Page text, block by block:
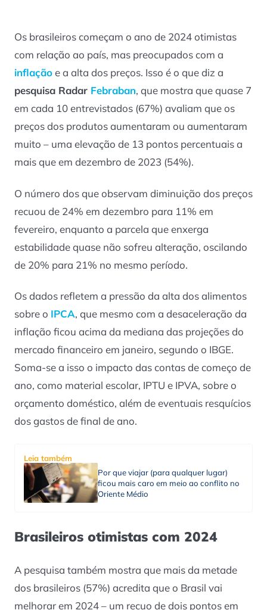
Os brasileiros começam o ano de 2024 otimistas
com relação ao país, mas preocupados com a
inflaçãoe a alta dos preços. Isso é o que diz a
pesquisa Radar Febraban, que mostra que quase 7
em cada 10 entrevistados (67%) avaliam que os
preços dos produtos aumentaram ou aumentaram
muito – uma elevação de 13 pontos percentuais a
mais que em dezembro de 2023 (54%).
O número dos que observam diminuição dos preços
recuou de 24% em dezembro para 11% em
fevereiro, enquanto a parcela que enxerga
estabilidade quase não sofreu alteração, oscilando
de 20% para 21% no mesmo período.
Os dados refletem a pressão da alta dos alimentos
sobre o IPCA, que mesmo com a desaceleração da
inflação ficou acima da mediana das projeções do
mercado financeiro em janeiro, segundo o IBGE.
Soma-se a isso o impacto das contas de começo de
ano, como material escolar, IPTU e IPVA, sobre o
orçamento doméstico, além de eventuais resquícios
dos gastos de final de ano.
Leia também
Por que viajar (para qualquer lugar)
ficou mais caro em meio ao conflito no
Oriente Médio
Brasileiros otimistas com 2024
A pesquisa também mostra que mais da metade
dos brasileiros (57%) acredita que o Brasil vai
melhorar em 2024 – um recuo de dois pontos em